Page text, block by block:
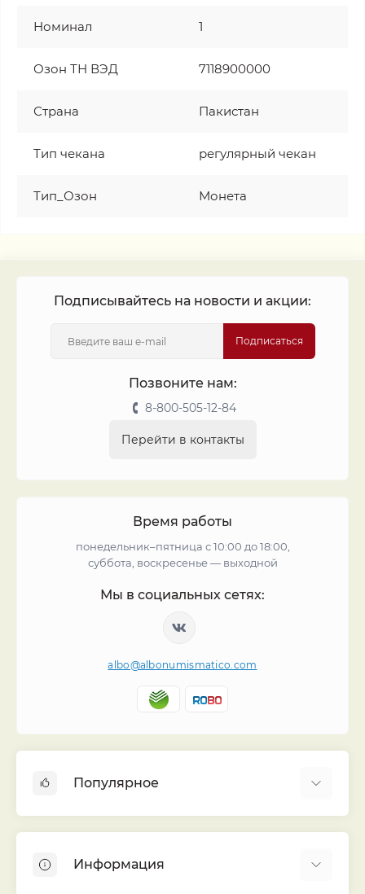
Номинал 1
Озон ТН ВЭД 7118900000
Страна Пакистан
Тип чекана регулярный чекан
Тип_Озон Монета
Подписывайтесь на новости и акции:
Подписаться
Позвоните нам:
8-800-505-12-84
Перейти в контакты
Время работы
понедельник–пятница с 10:00 до 18:00,
суббота, воскресенье — выходной
Мы в социальных сетях:
albo@albonumismatico.com
Популярное
Монеты
Информация